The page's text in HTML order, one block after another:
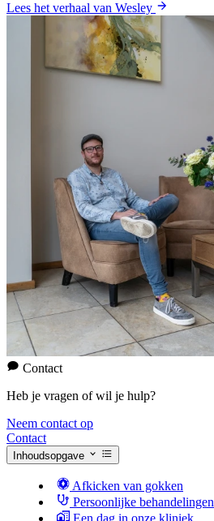
Lees het verhaal van Wesley
Contact
Heb je vragen of wil je hulp?
Neem contact op
Contact
Inhoudsopgave
Afkicken van gokken
Persoonlijke behandelingen
Een dag in onze kliniek